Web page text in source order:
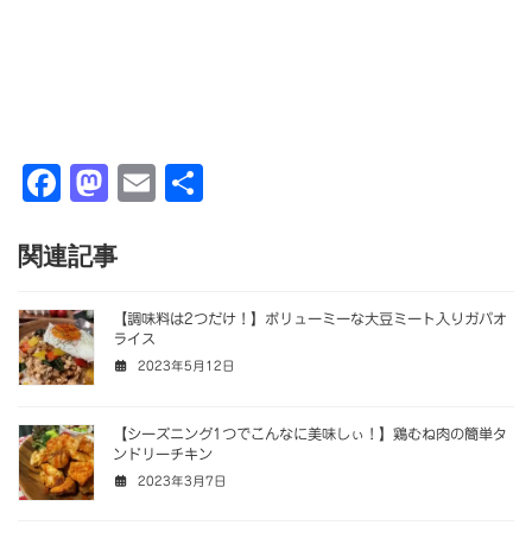
F
c
b
o
k
M
st
d
o
E
関連記事
【調味料は2つだけ！】ボリューミーな大豆ミート入りガパオ
ライス
2023年5月12日
【シーズニング1つでこんなに美味しぃ！】鶏むね肉の簡単タ
ンドリーチキン
2023年3月7日